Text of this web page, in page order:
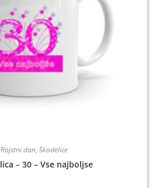
Rojstni dan, Skodelice
– 30 – Vse najboljse